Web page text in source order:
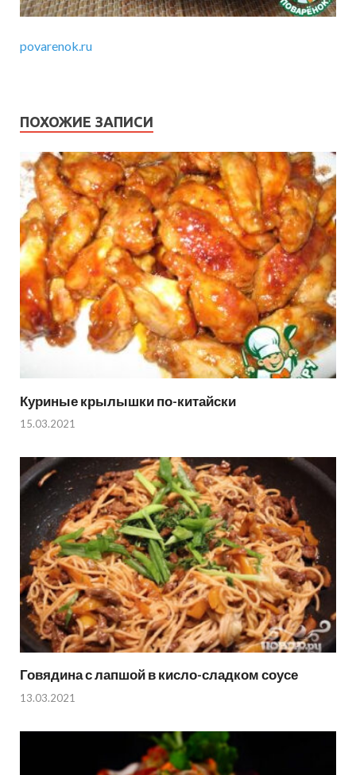
povarenok.ru
ПОХОЖИЕ ЗАПИСИ
Куриные крылышки по-китайски
15.03.2021
Говядина с лапшой в кисло-сладком соусе
13.03.2021